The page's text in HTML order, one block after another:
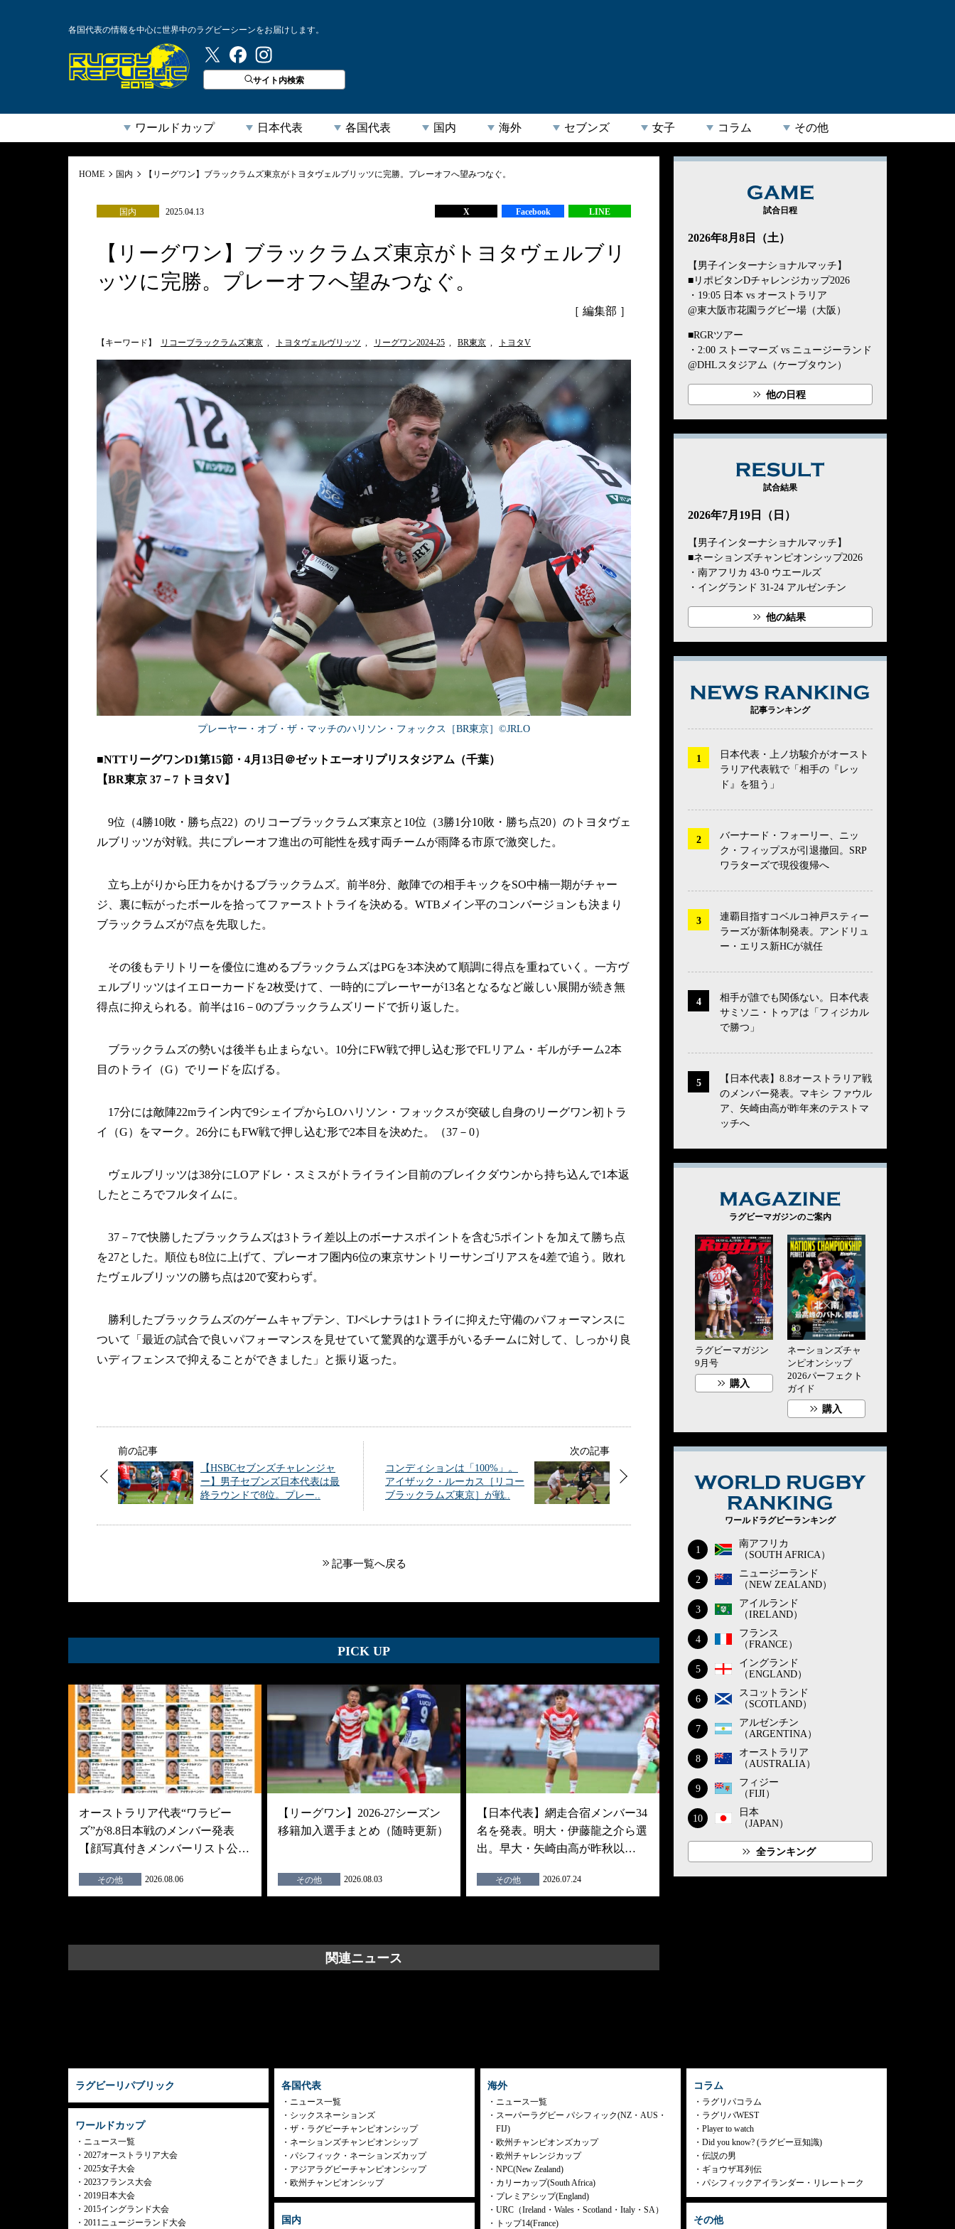
各国代表の情報を中心に世界中のラグビーシーンをお届けします。
ラグビーリパブリック
サイト内検索
ワールドカップ 日本代表 各国代表 国内 海外 セブンズ 女子 コラム その他
HOME 国内 【リーグワン】ブラックラムズ東京がトヨタヴェルブリッツに完勝。プレーオフへ望みつなぐ。
国内 2025.04.13 X Facebook LINE
【リーグワン】ブラックラムズ東京がトヨタヴェルブリ
ッツに完勝。プレーオフへ望みつなぐ。
［ 編集部 ］
【キーワード】 リコーブラックラムズ東京 , トヨタヴェルヴリッツ , リーグワン2024-25 , BR東京 , トヨタV
プレーヤー・オブ・ザ・マッチのハリソン・フォックス［BR東京］©︎JRLO
■NTTリーグワンD1第15節・4月13日＠ゼットエーオリプリスタジアム（千葉）
【BR東京 37－7 トヨタV】
9位（4勝10敗・勝ち点22）のリコーブラックラムズ東京と10位（3勝1分10敗・勝ち点20）のトヨタヴェ
ルブリッツが対戦。共にプレーオフ進出の可能性を残す両チームが雨降る市原で激突した。
立ち上がりから圧力をかけるブラックラムズ。前半8分、敵陣での相手キックをSO中楠一期がチャー
ジ、裏に転がったボールを拾ってファーストトライを決める。WTBメイン平のコンバージョンも決まり
ブラックラムズが7点を先取した。
その後もテリトリーを優位に進めるブラックラムズはPGを3本決めて順調に得点を重ねていく。一方ヴ
ェルブリッツはイエローカードを2枚受けて、一時的にプレーヤーが13名となるなど厳しい展開が続き無
得点に抑えられる。前半は16－0のブラックラムズリードで折り返した。
ブラックラムズの勢いは後半も止まらない。10分にFW戦で押し込む形でFLリアム・ギルがチーム2本
目のトライ（G）でリードを広げる。
17分には敵陣22mライン内で9シェイプからLOハリソン・フォックスが突破し自身のリーグワン初トラ
イ（G）をマーク。26分にもFW戦で押し込む形で2本目を決めた。（37－0）
ヴェルブリッツは38分にLOアドレ・スミスがトライライン目前のブレイクダウンから持ち込んで1本返
したところでフルタイムに。
37－7で快勝したブラックラムズは3トライ差以上のボーナスポイントを含む5ポイントを加えて勝ち点
を27とした。順位も8位に上げて、プレーオフ圏内6位の東京サントリーサンゴリアスを4差で追う。敗れ
たヴェルブリッツの勝ち点は20で変わらず。
勝利したブラックラムズのゲームキャプテン、TJペレナラは1トライに抑えた守備のパフォーマンスに
ついて「最近の試合で良いパフォーマンスを見せていて驚異的な選手がいるチームに対して、しっかり良
いディフェンスで抑えることができました」と振り返った。
前の記事
【HSBCセブンズチャレンジャ
ー】男子セブンズ日本代表は最
終ラウンドで8位。プレー..
次の記事
コンディションは「100%」。
アイザック・ルーカス［リコー
ブラックラムズ東京］が戦..
記事一覧へ戻る
PICK UP
オーストラリア代表“ワラビー
ズ”が8.8日本戦のメンバー発表
【顔写真付きメンバーリスト公…
その他 2026.08.06
【リーグワン】2026-27シーズン
移籍加入選手まとめ（随時更新）
その他 2026.08.03
【日本代表】網走合宿メンバー34
名を発表。明大・伊藤龍之介ら選
出。早大・矢崎由高が昨秋以…
その他 2026.07.24
関連ニュース
GAME
試合日程
2026年8月8日（土）
【男子インターナショナルマッチ】
■リポビタンDチャレンジカップ2026
・19:05 日本 vs オーストラリア
@東大阪市花園ラグビー場（大阪）
■RGRツアー
・2:00 ストーマーズ vs ニュージーランド
@DHLスタジアム（ケープタウン）
他の日程
試合結果
2026年7月19日（日）
【男子インターナショナルマッチ】
■ネーションズチャンピオンシップ2026
・南アフリカ 43-0 ウエールズ
・イングランド 31-24 アルゼンチン
他の結果
記事ランキング
日本代表・上ノ坊駿介がオースト
ラリア代表戦で「相手の『レッ
ド』を狙う」
バーナード・フォーリー、ニッ
ク・フィップスが引退撤回。SRP
ワラターズで現役復帰へ
連覇目指すコベルコ神戸スティー
ラーズが新体制発表。アンドリュ
ー・エリス新HCが就任
相手が誰でも関係ない。日本代表
サミソニ・トゥアは「フィジカル
で勝つ」
【日本代表】8.8オーストラリア戦
のメンバー発表。マキシ ファウル
ア、矢崎由高が昨年来のテストマ
ッチへ
ラグビーマガジンのご案内
ラグビーマガジン
9月号
購入
ネーションズチャ
ンピオンシップ
2026パーフェクト
ガイド
購入
ワールドラグビーランキング
1
南アフリカ
（SOUTH AFRICA）
2
ニュージーランド
（NEW ZEALAND）
3
アイルランド
（IRELAND）
4
フランス
（FRANCE）
5
イングランド
（ENGLAND）
6
スコットランド
（SCOTLAND）
7
アルゼンチン
（ARGENTINA）
8
オーストラリア
（AUSTRALIA）
9
フィジー
（FIJI）
10
日本
（JAPAN）
全ランキング
ラグビーリパブリック
ワールドカップ
ニュース一覧
2027オーストラリア大会
2025女子大会
2023フランス大会
2019日本大会
2015イングランド大会
2011ニュージーランド大会
各国代表
ニュース一覧
シックスネーションズ
ザ・ラグビーチャンピオンシップ
ネーションズチャンピオンシップ
パシフィック・ネーションズカップ
アジアラグビーチャンピオンシップ
欧州チャンピオンシップ
国内
海外
ニュース一覧
スーパーラグビー パシフィック(NZ・AUS・
FIJ)
欧州チャンピオンズカップ
欧州チャレンジカップ
NPC(New Zealand)
カリーカップ(South Africa)
プレミアシップ(England)
URC（Ireland・Wales・Scotland・Italy・SA）
トップ14(France)
コラム
ラグリパコラム
ラグリパWEST
Player to watch
Did you know? (ラグビー豆知識)
伝説の男
ギョウザ耳列伝
パシフィックアイランダー・リレートーク
その他